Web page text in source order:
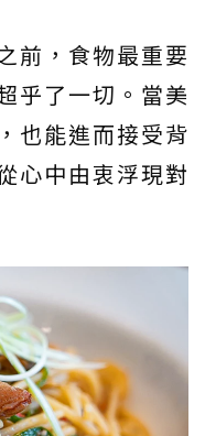
前，食物最重要
乎了一切。當美
也能進而接受背
心中由衷浮現對